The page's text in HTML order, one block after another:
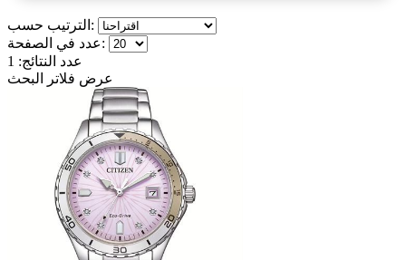
الترتيب حسب:
عدد في الصفحة:
عدد النتائج: 1
عرض فلاتر البحث